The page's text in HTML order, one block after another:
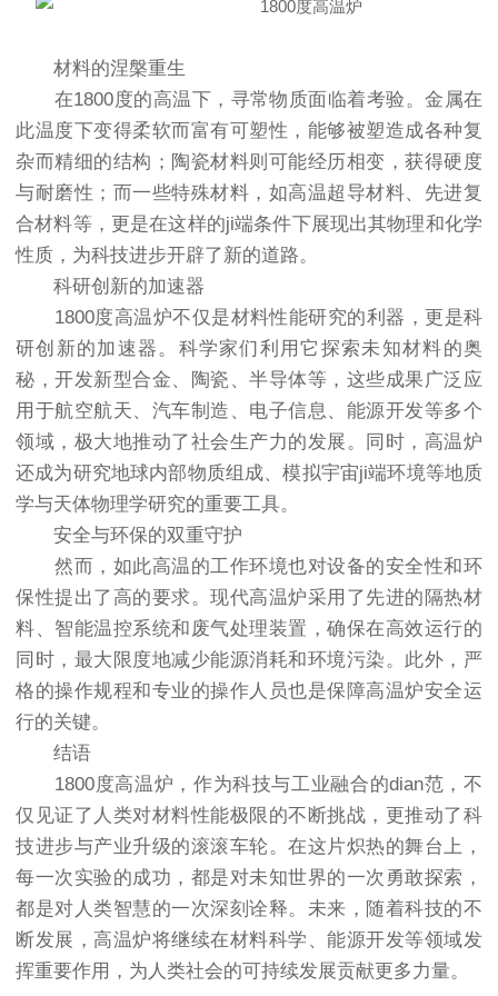
材料的涅槃重生
在1800度的高温下，寻常物质面临着考验。金属在
此温度下变得柔软而富有可塑性，能够被塑造成各种复
杂而精细的结构；陶瓷材料则可能经历相变，获得硬度
与耐磨性；而一些特殊材料，如高温超导材料、先进复
合材料等，更是在这样的ji端条件下展现出其物理和化学
性质，为科技进步开辟了新的道路。
科研创新的加速器
1800度高温炉不仅是材料性能研究的利器，更是科
研创新的加速器。科学家们利用它探索未知材料的奥
秘，开发新型合金、陶瓷、半导体等，这些成果广泛应
用于航空航天、汽车制造、电子信息、能源开发等多个
领域，极大地推动了社会生产力的发展。同时，高温炉
还成为研究地球内部物质组成、模拟宇宙ji端环境等地质
学与天体物理学研究的重要工具。
安全与环保的双重守护
然而，如此高温的工作环境也对设备的安全性和环
保性提出了高的要求。现代高温炉采用了先进的隔热材
料、智能温控系统和废气处理装置，确保在高效运行的
同时，最大限度地减少能源消耗和环境污染。此外，严
格的操作规程和专业的操作人员也是保障高温炉安全运
行的关键。
结语
1800度高温炉，作为科技与工业融合的dian范，不
仅见证了人类对材料性能极限的不断挑战，更推动了科
技进步与产业升级的滚滚车轮。在这片炽热的舞台上，
每一次实验的成功，都是对未知世界的一次勇敢探索，
都是对人类智慧的一次深刻诠释。未来，随着科技的不
断发展，高温炉将继续在材料科学、能源开发等领域发
挥重要作用，为人类社会的可持续发展贡献更多力量。